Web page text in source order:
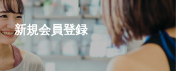
新規会員登録